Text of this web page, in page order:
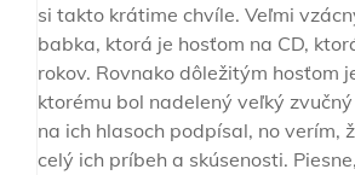
si takto krátime chvíle. Veľmi
babka, ktorá je hosťom na CD,
rokov. Rovnako dôležitým hosťom
ktorému bol nadelený veľký
na ich hlasoch podpísal, no verím,
celý ich príbeh a skúsenosti.